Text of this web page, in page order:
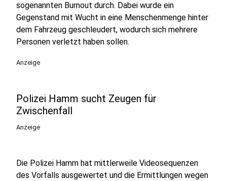
sogenannten Burnout durch. Dabei wurde ein
Gegenstand mit Wucht in eine Menschenmenge hinter
dem Fahrzeug geschleudert, wodurch sich mehrere
Personen verletzt haben sollen.
Anzeige
Polizei Hamm sucht Zeugen für
Zwischenfall
Anzeige
Die Polizei Hamm hat mittlerweile Videosequenzen
des Vorfalls ausgewertet und die Ermittlungen wegen